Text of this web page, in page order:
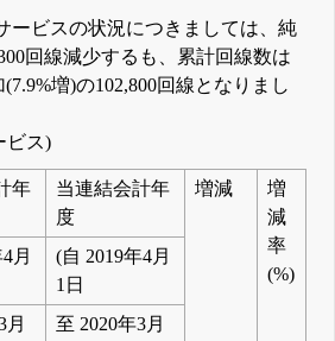
ービスの状況につきましては、純
回線減少するも、累計回線数は
増)の102,800回線となりまし
ビス)
年
当連結会計年
度
増減
増
減
率
(%)
月
(自 2019年4月
1日
月
至 2020年3月